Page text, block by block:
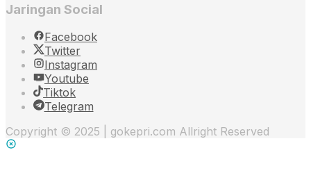
Jaringan Social
Facebook
Twitter
Instagram
Youtube
Tiktok
Telegram
Copyright © 2025 | gokepri.com Allright Reserved